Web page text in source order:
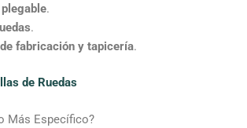
.
.
fabricación y tapicería.
de Ruedas
Más Específico?